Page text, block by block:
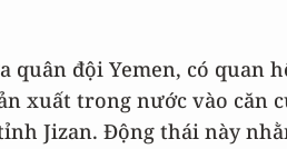
quân đội Yemen, có quan
xuất trong nước vào căn
Jizan. Động thái này